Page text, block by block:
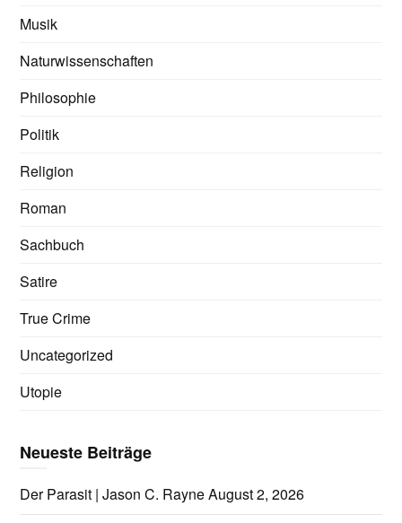
Musik
Naturwissenschaften
Philosophie
Politik
Religion
Roman
Sachbuch
Satire
True Crime
Uncategorized
Utopie
Neueste Beiträge
Der Parasit | Jason C. RayneAugust 2, 2026